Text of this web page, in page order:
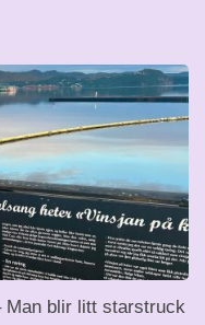
Man blir litt starstruck